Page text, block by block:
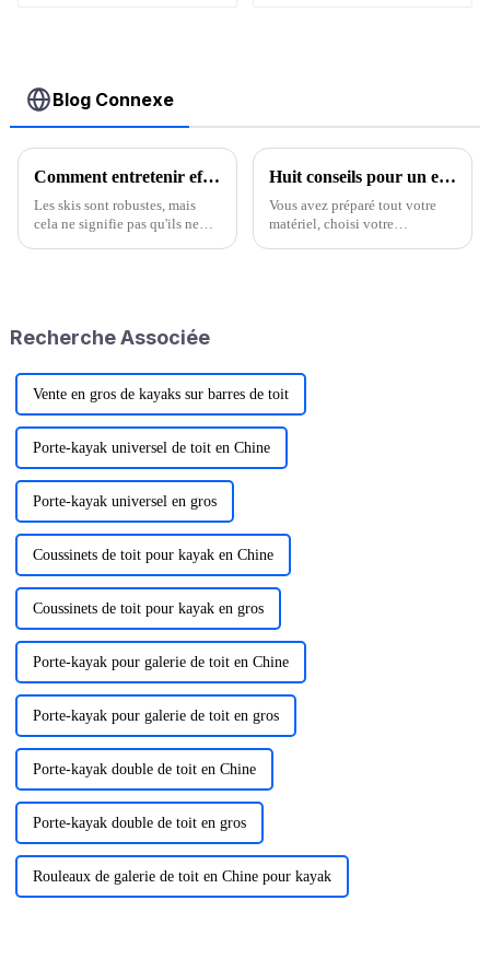
Blog Connexe
Comment entretenir efficacement ses skis ?
Les skis sont robustes, mais
cela ne signifie pas qu'ils ne
Huit conseils pour un excellent voyage de camping sous la pluie
Vous avez préparé tout votre
matériel, choisi votre
Recherche Associée
Vente en gros de kayaks sur barres de toit
Porte-kayak universel de toit en Chine
Porte-kayak universel en gros
Coussinets de toit pour kayak en Chine
Coussinets de toit pour kayak en gros
Porte-kayak pour galerie de toit en Chine
Porte-kayak pour galerie de toit en gros
Porte-kayak double de toit en Chine
Porte-kayak double de toit en gros
Rouleaux de galerie de toit en Chine pour kayak